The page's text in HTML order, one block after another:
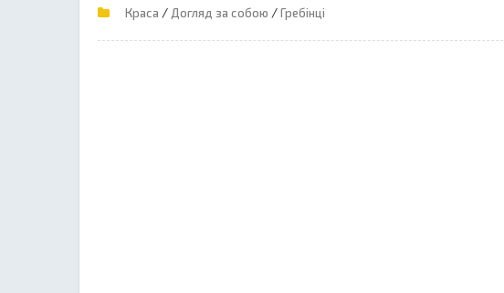
Краса / Догляд за собою /Гребінці